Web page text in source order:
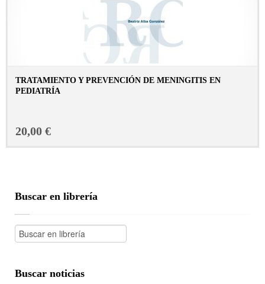
TRATAMIENTO Y PREVENCIÓN DE MENINGITIS EN
PEDIATRÍA
20,00 €
Buscar en librería
Buscar noticias